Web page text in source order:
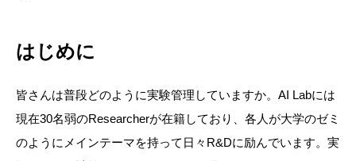
はじめに
皆さんは普段どのように実験管理していますか。 AI Labには
現在30名弱のResearcherが在籍しており、各人が大学のゼミ
のようにメインテーマを持って日々R&Dに励んでいます。実